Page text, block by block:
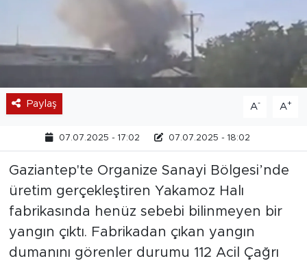
Paylaş A- A+
07.07.2025 - 17:02 07.07.2025 - 18:02
Gaziantep'te Organize Sanayi Bölgesi’nde
üretim gerçekleştiren Yakamoz Halı
fabrikasında henüz sebebi bilinmeyen bir
yangın çıktı. Fabrikadan çıkan yangın
dumanını görenler durumu 112 Acil Çağrı